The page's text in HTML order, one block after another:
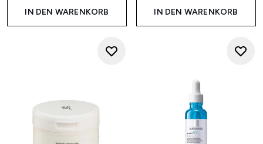
IN DEN WARENKORB IN DEN WARENKORB